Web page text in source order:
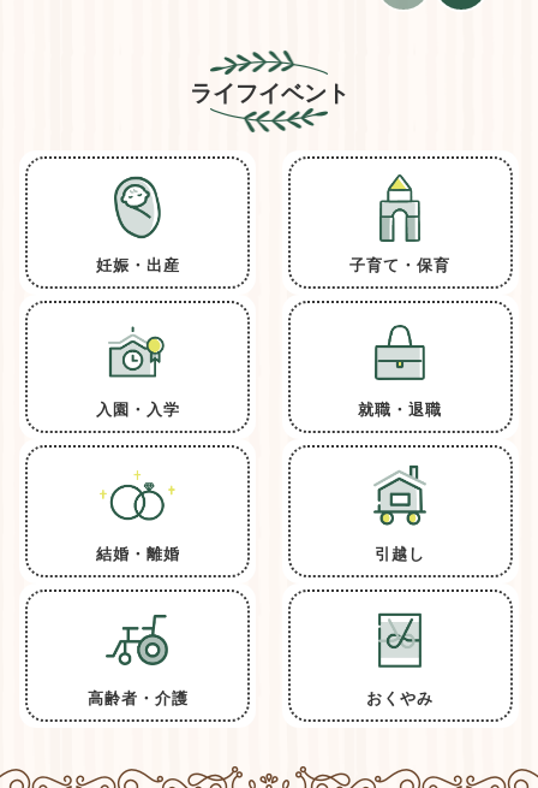
ライフイベント
妊娠・出産 子育て・保育
入園・入学 就職・退職
結婚・離婚 引越し
高齢者・介護 おくやみ